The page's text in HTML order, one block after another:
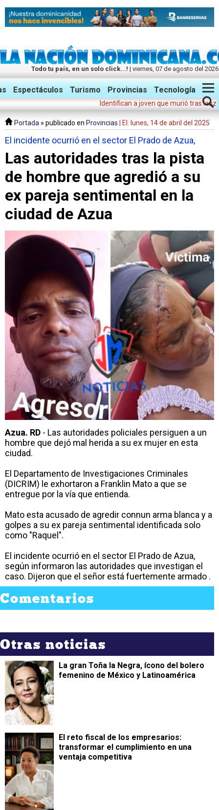
Todo tu país, en un solo click...! | viernes, 07 de agosto del 2026
Twitter Facebook Instagram
Espectáculos Turismo Provincias Tecnología
Identifican a joven que murió tras lanzarse
Portada » publicado en Provincias | El: lunes, 14 de abril del 2025
El incidente ocurrió en el sector El Prado de Azua,
Las autoridades tras la pista
de hombre que agredió a su
ex pareja sentimental en la
ciudad de Azua
Azua. RD - Las autoridades policiales persiguen a un
hombre que dejó mal herida a su ex mujer en esta
ciudad.
El Departamento de Investigaciones Criminales
(DICRIM) le exhortaron a Franklin Mato a que se
entregue por la vía que entienda.
Mato esta acusado de agredir connun arma blanca y a
golpes a su ex pareja sentimental identificada solo
como "Raquel".
El incidente ocurrió en el sector El Prado de Azua,
según informaron las autoridades que investigan el
caso. Dijeron que el señor está fuertemente armado .
Comentarios
Otras noticias
La gran Toña la Negra, ícono del bolero
femenino de México y Latinoamérica
​El reto fiscal de los empresarios:
transformar el cumplimiento en una
ventaja competitiva